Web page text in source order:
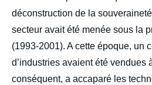
déconstruction de la
secteur avait été menée sous la
(1993-2001). A cette époque, un
d’industries avaient été vendues
conséquent, a accaparé les